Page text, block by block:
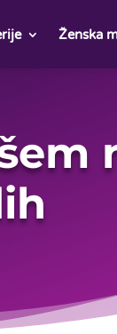
Ženska